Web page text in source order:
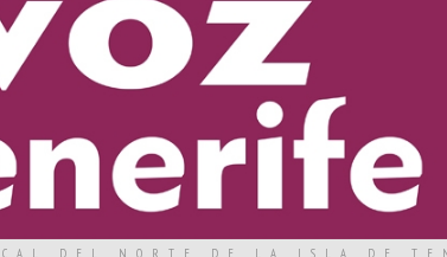
DEL NORTE DE LA ISLA DE